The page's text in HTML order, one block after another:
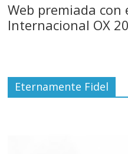
Web premiada con
Internacional OX
Eternamente Fidel